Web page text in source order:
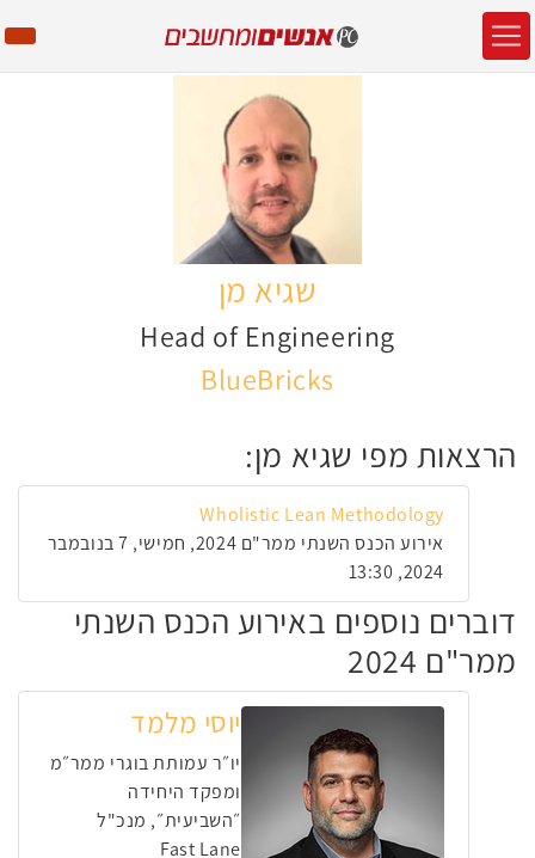
שגיא מן
Head of Engineering
BlueBricks
הרצאות מפי שגיא מן:
Wholistic Lean Methodology
אירוע הכנס השנתי ממר"ם 2024, חמישי, 7 בנובמבר
2024, 13:30
דוברים נוספים באירוע הכנס השנתי
ממר"ם 2024
יוסי מלמד
יו״ר עמותת בוגרי ממר״מ
ומפקד היחידה
״השביעית״, מנכ"ל
Fast Lane